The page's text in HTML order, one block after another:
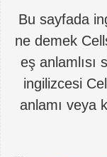
Bu sayfada
ne demek
eş anlamlısı
ingilizcesi
anlamı veya